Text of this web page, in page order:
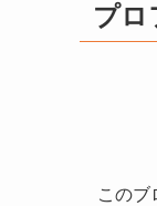
プロ
このブ